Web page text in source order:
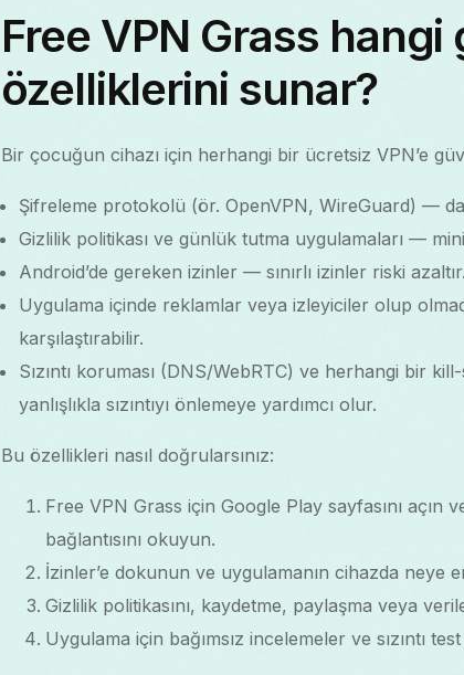
Free VPN Grass
özelliklerini sunar?
Bir çocuğun cihazı için herhangi bir ücretsiz VPN’e
Şifreleme protokolü (ör. OpenVPN, WireGuard) —
Gizlilik politikası ve günlük tutma uygulamaları —
Android’de gereken izinler — sınırlı izinler riski azaltır.
Uygulama içinde reklamlar veya izleyiciler olup
karşılaştırabilir.
Sızıntı koruması (DNS/WebRTC) ve herhangi bir
yanlışlıkla sızıntıyı önlemeye yardımcı olur.
Bu özellikleri nasıl doğrularsınız:
Free VPN Grass için Google Play sayfasını açın
bağlantısını okuyun.
İzinler’e dokunun ve uygulamanın cihazda neye
Gizlilik politikasını, kaydetme, paylaşma veya
Uygulama için bağımsız incelemeler ve sızıntı